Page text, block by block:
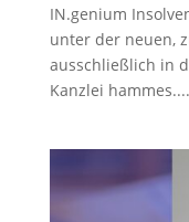
IN.genium
unter der neuen,
ausschließlich in
Kanzlei hammes....